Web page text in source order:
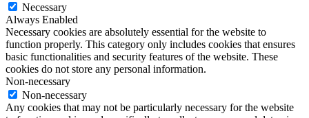
Necessary
Always Enabled
Necessary cookies are absolutely essential for the website to
function properly. This category only includes cookies that ensures
basic functionalities and security features of the website. These
cookies do not store any personal information.
Non-necessary
Non-necessary
Any cookies that may not be particularly necessary for the website